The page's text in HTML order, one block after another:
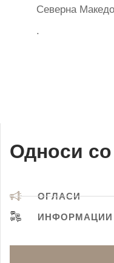
Северна
.
Односи со
ОГЛАСИ
ИНФОРМАЦИИ